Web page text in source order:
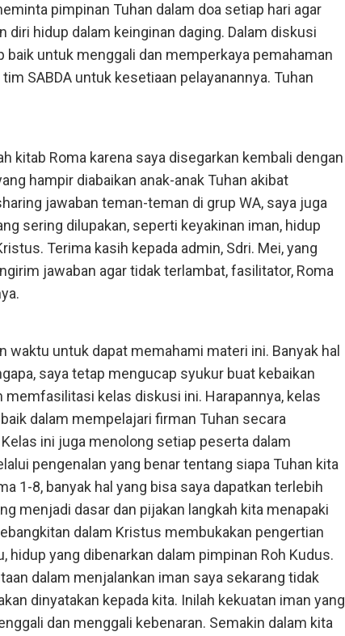
pimpinan Tuhan dalam doa setiap hari agar
diri hidup dalam keinginan daging. Dalam diskusi
baik untuk menggali dan memperkaya pemahaman
SABDA untuk kesetiaan pelayanannya. Tuhan
kitab Roma karena saya disegarkan kembali dengan
hampir diabaikan anak-anak Tuhan akibat
jawaban teman-teman di grup WA, saya juga
sering dilupakan, seperti keyakinan iman, hidup
Terima kasih kepada admin, Sdri. Mei, yang
jawaban agar tidak terlambat, fasilitator, Roma
waktu untuk dapat memahami materi ini. Banyak hal
saya tetap mengucap syukur buat kebaikan
memfasilitasi kelas diskusi ini. Harapannya, kelas
dalam mempelajari firman Tuhan secara
ini juga menolong setiap peserta dalam
pengenalan yang benar tentang siapa Tuhan kita
1-8, banyak hal yang bisa saya dapatkan terlebih
menjadi dasar dan pijakan langkah kita menapaki
dalam Kristus membukakan pengertian
hidup yang dibenarkan dalam pimpinan Roh Kudus.
dalam menjalankan iman saya sekarang tidak
dinyatakan kepada kita. Inilah kekuatan iman yang
dan menggali kebenaran. Semakin dalam kita